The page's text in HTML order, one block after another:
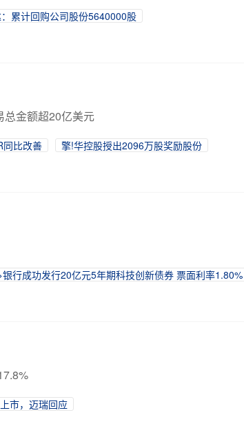
累计回购公司股份5640000股
总金额超20亿美元
同比改善
擎!华控股授出2096万股奖励股份
银行成功发行20亿元5年期科技创新债券 票面利率1.80%
市，迈瑞回应